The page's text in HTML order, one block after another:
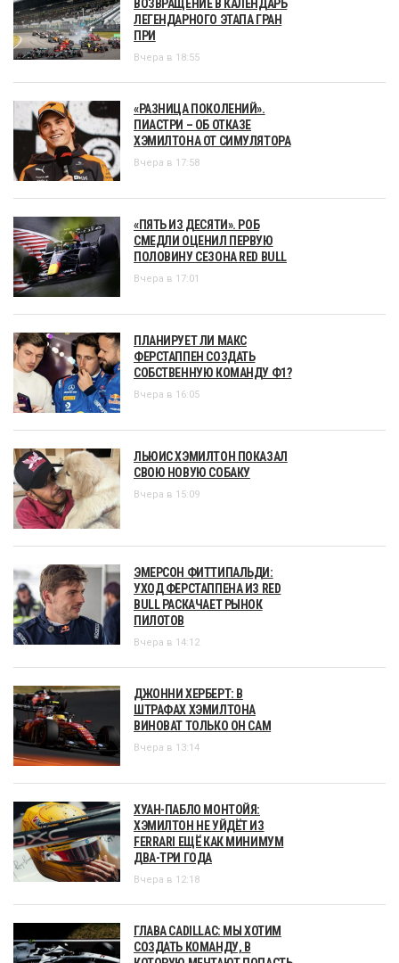
ВОЗВРАЩЕНИЕ В КАЛЕНДАРЬ
ЛЕГЕНДАРНОГО ЭТАПА ГРАН
ПРИ
Вчера в 18:55
«РАЗНИЦА ПОКОЛЕНИЙ».
ПИАСТРИ – ОБ ОТКАЗЕ
ХЭМИЛТОНА ОТ СИМУЛЯТОРА
Вчера в 17:58
«ПЯТЬ ИЗ ДЕСЯТИ». РОБ
СМЕДЛИ ОЦЕНИЛ ПЕРВУЮ
ПОЛОВИНУ СЕЗОНА RED BULL
Вчера в 17:01
ПЛАНИРУЕТ ЛИ МАКС
ФЕРСТАППЕН СОЗДАТЬ
СОБСТВЕННУЮ КОМАНДУ Ф1?
Вчера в 16:05
ЛЬЮИС ХЭМИЛТОН ПОКАЗАЛ
СВОЮ НОВУЮ СОБАКУ
Вчера в 15:09
ЭМЕРСОН ФИТТИПАЛЬДИ:
УХОД ФЕРСТАППЕНА ИЗ RED
BULL РАСКАЧАЕТ РЫНОК
ПИЛОТОВ
Вчера в 14:12
ДЖОННИ ХЕРБЕРТ: В
ШТРАФАХ ХЭМИЛТОНА
ВИНОВАТ ТОЛЬКО ОН САМ
Вчера в 13:14
ХУАН-ПАБЛО МОНТОЙЯ:
ХЭМИЛТОН НЕ УЙДЁТ ИЗ
FERRARI ЕЩЁ КАК МИНИМУМ
ДВА-ТРИ ГОДА
Вчера в 12:18
ГЛАВА CADILLAC: МЫ ХОТИМ
СОЗДАТЬ КОМАНДУ, В